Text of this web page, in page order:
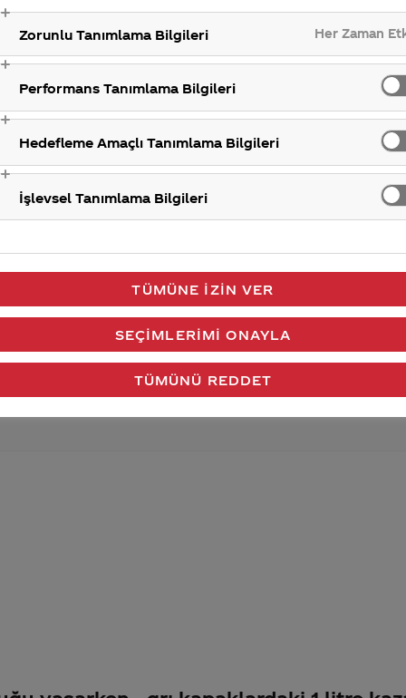
verdiğimiz cevap aklındaki soru işaretlerini giderdi
Gönder
Zorunlu Tanımlama Bilgileri Her Zaman
Performans Tanımlama Bilgileri
Hedefleme Amaçlı Tanımlama Bilgileri
İşlevsel Tanımlama Bilgileri
TÜMÜNE İZIN VER
TÜMÜNÜ REDDET
SEÇIMLERIMI ONAYLA